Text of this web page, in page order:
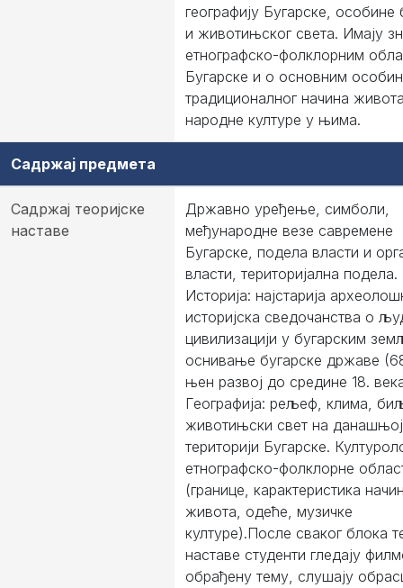
географиjу Бугарске, особине
и животињског света. Имаjу
етнографско-фолклорним
Бугарске и о основним
традиционалног начина
народне културе у њима.
Садржај предмета
Садржај теоријске
наставе
Државно уређење, симболи,
међународне везе савремене
Бугарске, подела власти и
власти, териториjална подела.
Историjа: наjстариjа
историjска сведочанства о
цивилизациjи у бугарским
оснивање бугарске државе
њен развоj до средине 18.
Географиjа: рељеф, клима,
животињски свет на данашњоj
териториjи Бугарске.
етнографско-фолклорне
(границе, карактеристика
живота, одеће, музичке
културе).После сваког блока
наставе студенти гледаjу
обрађену тему, слушаjу